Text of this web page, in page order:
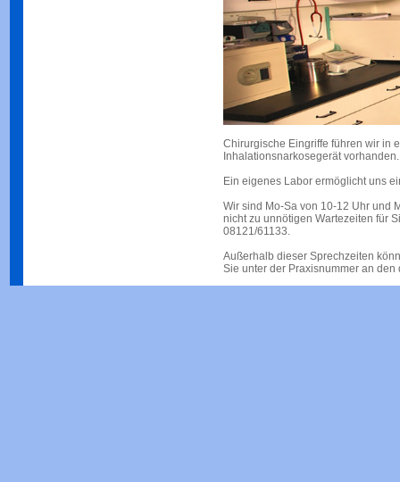
Chirurgische Eingriffe führen wir in
Inhalationsnarkosegerät vorhanden.
Ein eigenes Labor ermöglicht uns
Wir sind Mo-Sa von 10-12 Uhr und
nicht zu unnötigen Wartezeiten für
08121/61133.
Außerhalb dieser Sprechzeiten
Sie unter der Praxisnummer an